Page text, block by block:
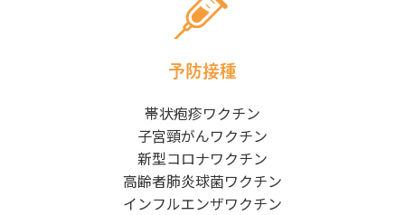
予防接種
帯状疱疹ワクチン
子宮頸がんワクチン
新型コロナワクチン
高齢者肺炎球菌ワクチン
インフルエンザワクチン